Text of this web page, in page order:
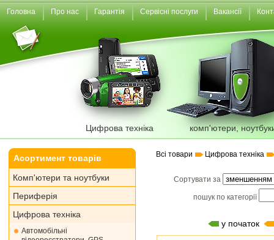
Головна Про нас Гарантія Сервісні послуги Вакансії
Цифрова техніка комп'ютери,
Асортимент товарів
Комп'ютери та ноутбуки
Периферія
Цифрова техніка
Автомобільні
Всі товари Цифрова техніка
Сортувати за
пошук по категорії
у початок